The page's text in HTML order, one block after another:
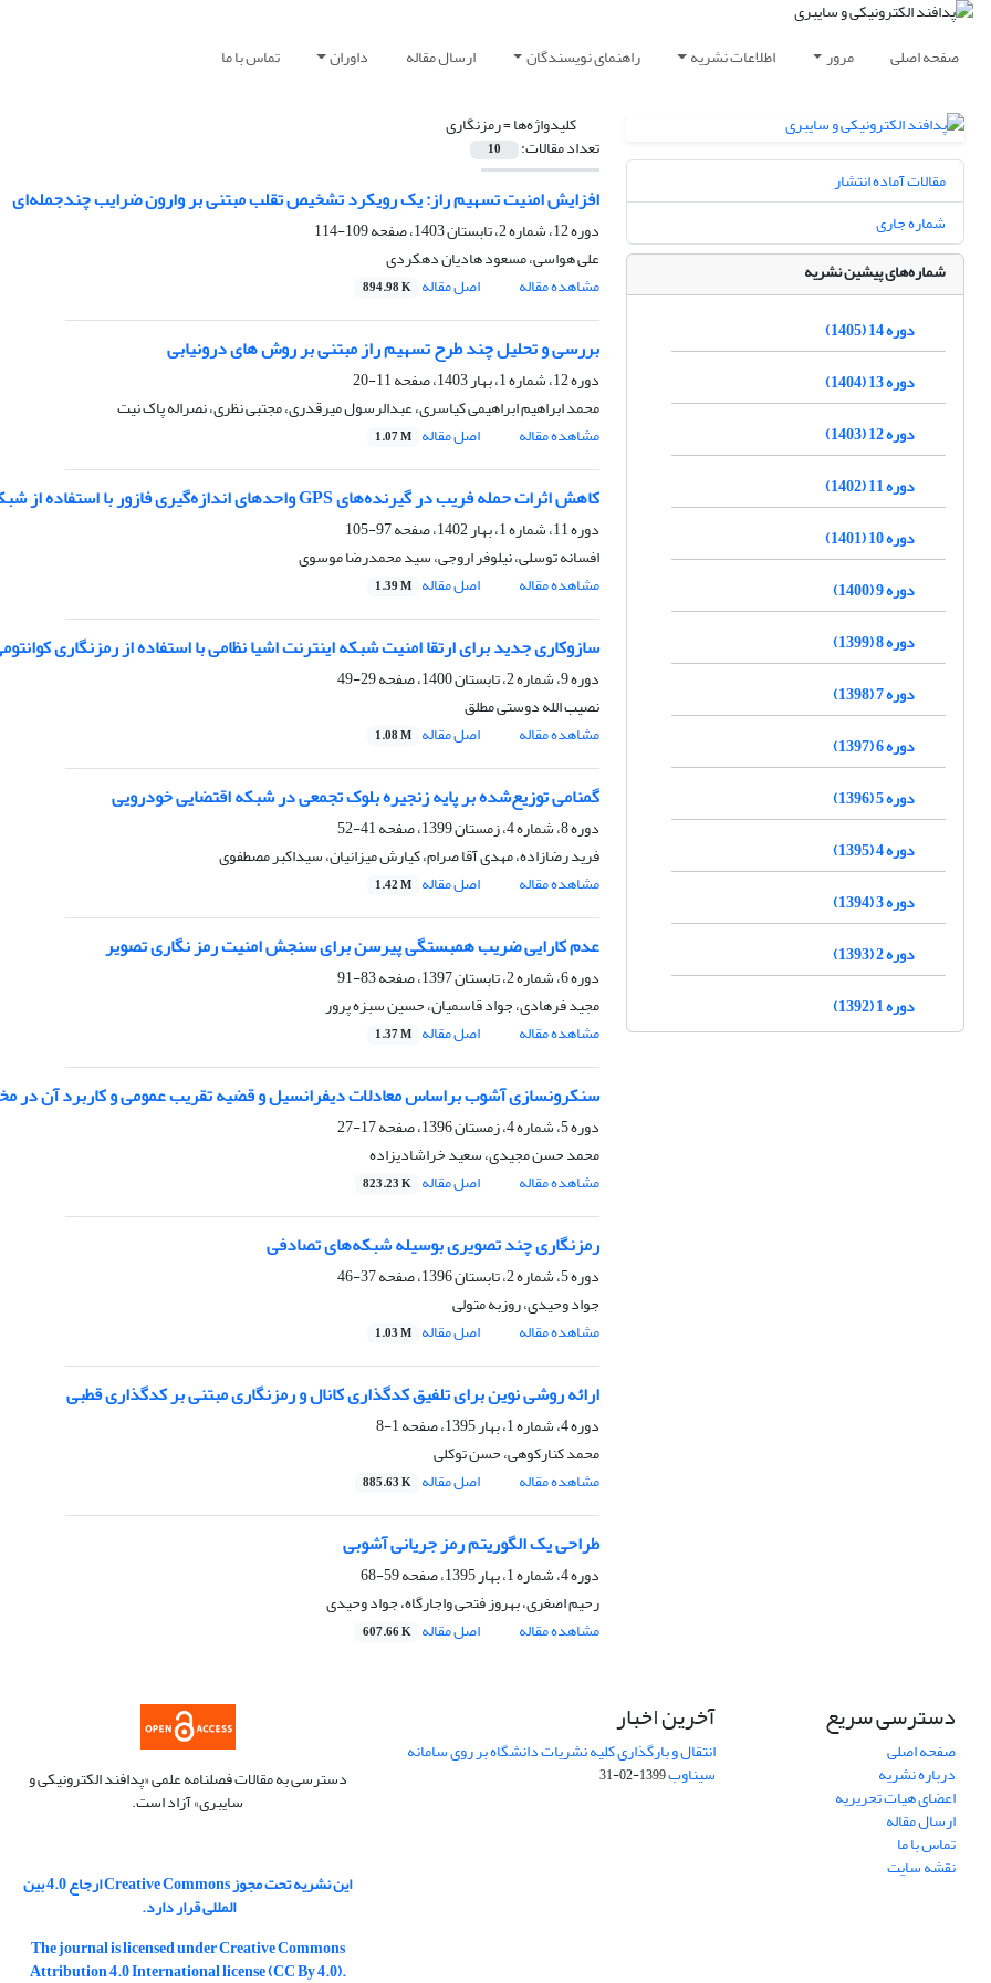
صفحه اصلی مرور اطلاعات نشریه راهنمای نویسندگان ارسال مقاله داوران تماس با ما
کلیدواژه‌ها =رمزنگاری
تعداد مقالات: 10
افزایش امنیت تسهیم راز: یک رویکرد تشخیص تقلب مبتنی بر وارون ضرایب چندجمله‌ای
دوره 12، شماره 2، تابستان 1403، صفحه
109-114
علی هواسی، مسعود هادیان دهکردی
مشاهده مقاله
اصل مقاله 894.98 K
بررسی و تحلیل چند طرح تسهیم راز مبتنی بر روش های درونیابی
دوره 12، شماره 1، بهار 1403، صفحه
11-20
محمد ابراهیم ابراهیمی کیاسری، عبدالرسول میرقدری، مجتبی نظری، نصراله پاک نیت
مشاهده مقاله
اصل مقاله 1.07 M
کاهش اثرات حمله فریب در گیرنده‌های GPS واحدهای اندازه‌گیری فازور با استفاده از شبکه‌های عصبی
دوره 11، شماره 1، بهار 1402، صفحه
97-105
افسانه توسلی، نیلوفر اروجی، سید محمدرضا موسوی
مشاهده مقاله
اصل مقاله 1.39 M
سازوکاری جدید برای ارتقا امنیت شبکه اینترنت اشیا نظامی با استفاده از رمزنگاری
دوره 9، شماره 2، تابستان 1400، صفحه
29-49
نصیب الله دوستی مطلق
مشاهده مقاله
اصل مقاله 1.08 M
گمنامی توزیع‌شده بر پایه زنجیره بلوک تجمعی در شبکه اقتضایی خودرویی
دوره 8، شماره 4، زمستان 1399، صفحه
41-52
فرید رضازاده، مهدی آقا صرام، کیارش میزانیان، سیداکبر مصطفوی
مشاهده مقاله
اصل مقاله 1.42 M
عدم کارایی ضریب همبستگی پیرسن برای سنجش امنیت رمز نگاری تصویر
دوره 6، شماره 2، تابستان 1397، صفحه
83-91
مجید فرهادی، جواد قاسمیان، حسین سبزه پرور
مشاهده مقاله
اصل مقاله 1.37 M
سنکرونسازی آشوب براساس معادلات دیفرانسیل و قضیه تقریب عمومی و کاربرد آن در
دوره 5، شماره 4، زمستان 1396، صفحه
17-27
محمد حسن مجیدی، سعید خراشادیزاده
مشاهده مقاله
اصل مقاله 823.23 K
رمزنگاری چند تصویری بوسیله شبکه‌های تصادفی
دوره 5، شماره 2، تابستان 1396، صفحه
37-46
جواد وحیدی، روزبه متولی
مشاهده مقاله
اصل مقاله 1.03 M
ارائه روشی نوین برای تلفیق کدگذاری کانال و رمزنگاری مبتنی بر کدگذاری قطبی
دوره 4، شماره 1، بهار 1395، صفحه
1-8
محمد کنارکوهی، حسن توکلی
مشاهده مقاله
اصل مقاله 885.63 K
طراحی یک الگوریتم رمز جریانی آشوبی
دوره 4، شماره 1، بهار 1395، صفحه
59-68
رحیم اصغری، بهروز فتحی واجارگاه، جواد وحیدی
مشاهده مقاله
اصل مقاله 607.66 K
مقالات آماده انتشار
شماره جاری
شماره‌های پیشین نشریه
دوره 14 (1405)
دوره 13 (1404)
دوره 12 (1403)
دوره 11 (1402)
دوره 10 (1401)
دوره 9 (1400)
دوره 8 (1399)
دوره 7 (1398)
دوره 6 (1397)
دوره 5 (1396)
دوره 4 (1395)
دوره 3 (1394)
دوره 2 (1393)
دوره 1 (1392)
دسترسی سریع
صفحه اصلی
درباره نشریه
اعضای هیات تحریریه
ارسال مقاله
تماس با ما
نقشه سایت
آخرین اخبار
انتقال و بارگذاری کلیه نشریات دانشگاه بر روی سامانه
سیناوب1399-02-31 دسترسی به مقالات فصلنامه علمی «پدافند الکترونیکی و
سایبری» آزاد است.
این نشریه تحت مجوز Creative Commons ارجاع 4.0 بین
المللی قرار دارد.
The journal is licensed under Creative Commons
Attribution 4.0 International license (CC By 4.0).